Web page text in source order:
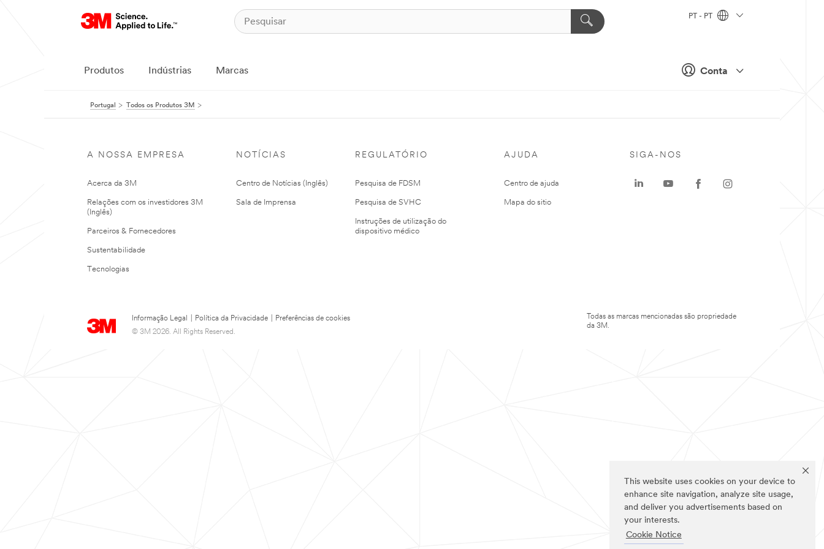
This website uses cookies on your device to
enhance site navigation, analyze site usage,
and deliver you advertisements based on
your interests.
Cookie Notice
Conta
PT - PT
Produtos Indústrias Marcas
Portugal Todos os Produtos 3M
A NOSSA EMPRESA
Acerca da 3M
Relações com os investidores 3M
(Inglês)
Parceiros & Fornecedores
Sustentabilidade
Tecnologias
NOTÍCIAS
Centro de Notícias (Inglês)
Sala de Imprensa
REGULATÓRIO
Pesquisa de FDSM
Pesquisa de SVHC
Instruções de utilização do
dispositivo médico
AJUDA
Centro de ajuda
Mapa do sitio
Informação Legal Política da Privacidade
Preferências de cookies
© 3M 2026. All Rights Reserved.
SIGA-NOS
Todas as marcas mencionadas são propriedade
da 3M.